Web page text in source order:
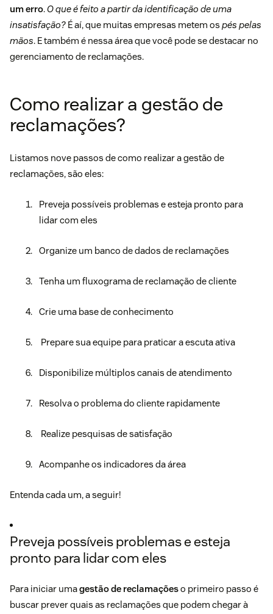
um erro.O que é feito a partir da identificação de uma
insatisfação? É aí, que muitas empresas metem os pés pelas
mãos. E também é nessa área que você pode se destacar no
gerenciamento de reclamações.
Como realizar a gestão de
reclamações?
Listamos nove passos de como realizar a gestão de
reclamações, são eles:
Preveja possíveis problemas e esteja pronto para
lidar com eles
Organize um banco de dados de reclamações
Tenha um fluxograma de reclamação de cliente
Crie uma base de conhecimento
Prepare sua equipe para praticar a escuta ativa
Disponibilize múltiplos canais de atendimento
Resolva o problema do cliente rapidamente
Realize pesquisas de satisfação
Acompanhe os indicadores da área
Entenda cada um, a seguir!
Preveja possíveis problemas e esteja
pronto para lidar com eles
Para iniciar umagestão de reclamaçõeso primeiro passo é
buscar prever quais as reclamações que podem chegar à